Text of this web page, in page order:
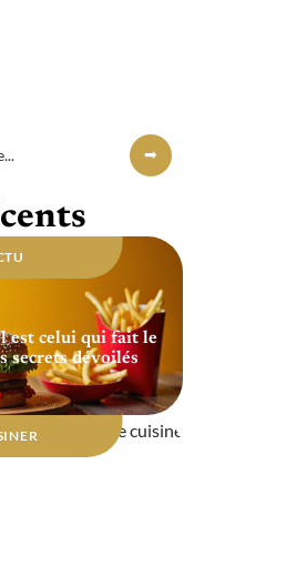
est celui qui fait le
secrets dévoilés